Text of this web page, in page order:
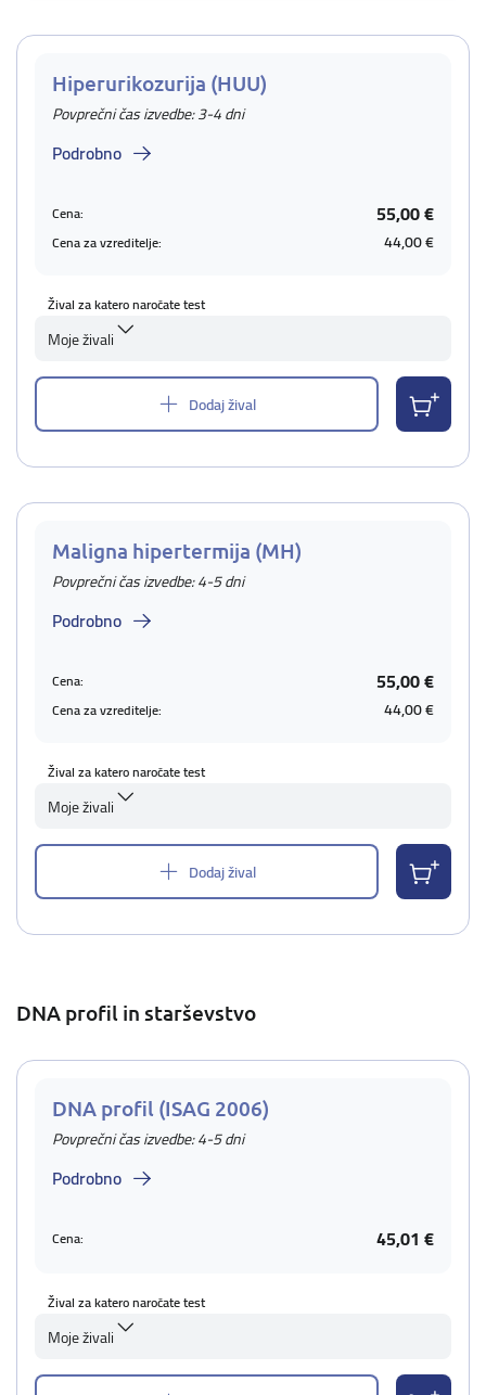
Hiperurikozurija (HUU)
Povprečni čas izvedbe: 3-4 dni
Podrobno
Cena: 55,00 €
Cena za vzreditelje: 44,00 €
Žival za katero naročate test
Moje živali
Dodaj žival
Maligna hipertermija (MH)
Povprečni čas izvedbe: 4-5 dni
Podrobno
Cena: 55,00 €
Cena za vzreditelje: 44,00 €
Žival za katero naročate test
Moje živali
Dodaj žival
DNA profil in starševstvo
DNA profil (ISAG 2006)
Povprečni čas izvedbe: 4-5 dni
Podrobno
Cena: 45,01 €
Žival za katero naročate test
Moje živali